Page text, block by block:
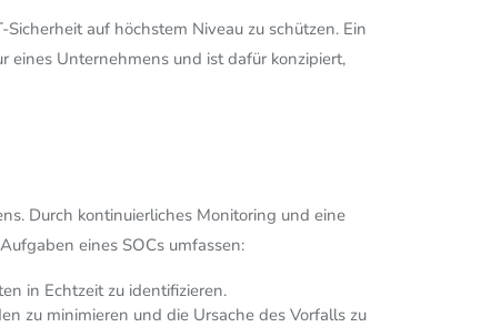
auf höchstem Niveau zu schützen. Ein
eines Unternehmens und ist dafür konzipiert,
Durch kontinuierliches Monitoring und eine
eines SOCs umfassen:
in Echtzeit zu identifizieren.
zu minimieren und die Ursache des Vorfalls zu